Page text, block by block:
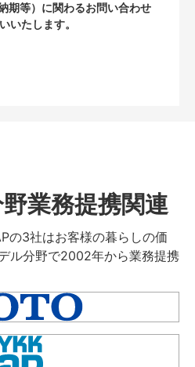
期等）に関わるお問い合わせ
いたします。
業務提携関連
の3社はお客様の暮らしの価
ル分野で2002年から業務提携